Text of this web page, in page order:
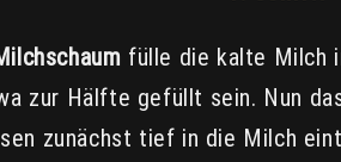
fülle die kalte Milch
zur Hälfte gefüllt sein. Nun
zunächst tief in die Milch